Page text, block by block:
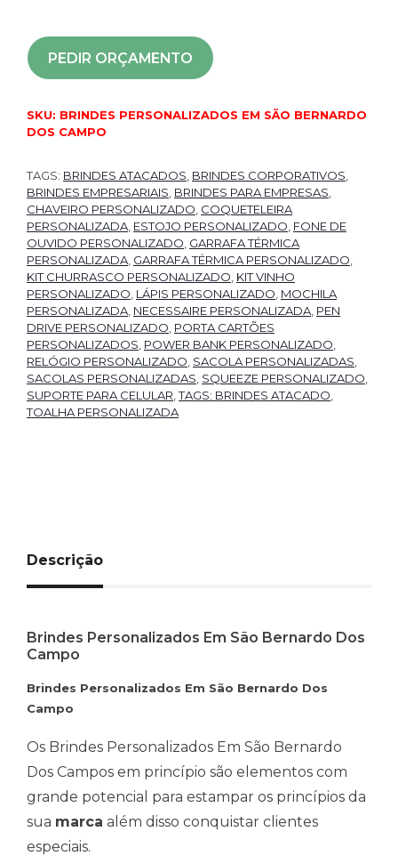
PEDIR ORÇAMENTO
SKU: BRINDES PERSONALIZADOS EM SÃO BERNARDO
DOS CAMPO
TAGS: BRINDES ATACADOS, BRINDES CORPORATIVOS,
BRINDES EMPRESARIAIS, BRINDES PARA EMPRESAS,
CHAVEIRO PERSONALIZADO, COQUETELEIRA
PERSONALIZADA, ESTOJO PERSONALIZADO, FONE DE
OUVIDO PERSONALIZADO, GARRAFA TÉRMICA
PERSONALIZADA, GARRAFA TÉRMICA PERSONALIZADO,
KIT CHURRASCO PERSONALIZADO, KIT VINHO
PERSONALIZADO, LÁPIS PERSONALIZADO, MOCHILA
PERSONALIZADA, NECESSAIRE PERSONALIZADA, PEN
DRIVE PERSONALIZADO, PORTA CARTÕES
PERSONALIZADOS, POWER BANK PERSONALIZADO,
RELÓGIO PERSONALIZADO, SACOLA PERSONALIZADAS,
SACOLAS PERSONALIZADAS, SQUEEZE PERSONALIZADO,
SUPORTE PARA CELULAR,TAGS: BRINDES ATACADO,
TOALHA PERSONALIZADA
Descrição
Brindes Personalizados Em São Bernardo Dos
Campo
Brindes Personalizados Em São Bernardo Dos
Campo
Os Brindes Personalizados Em São Bernardo
Dos Campos em princípio são elementos com
grande potencial para estampar os princípios da
sua marca além disso conquistar clientes
especiais.